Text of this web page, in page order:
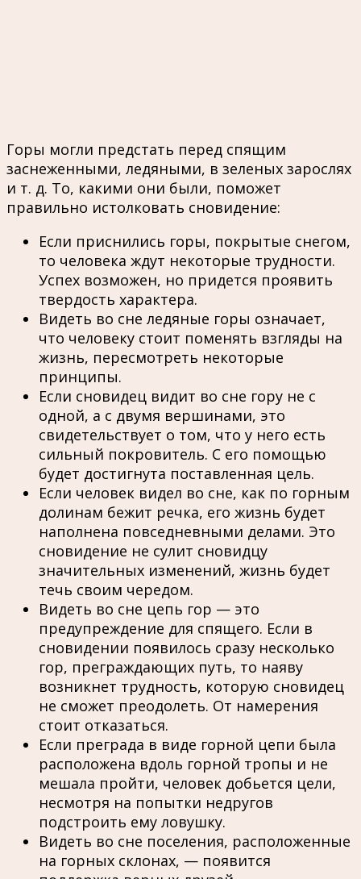
Горы могли предстать перед спящим
заснеженными, ледяными, в зеленых зарослях
и т. д. То, какими они были, поможет
правильно истолковать сновидение:
Если приснились горы, покрытые снегом,
то человека ждут некоторые трудности.
Успех возможен, но придется проявить
твердость характера.
Видеть во сне ледяные горы означает,
что человеку стоит поменять взгляды на
жизнь, пересмотреть некоторые
принципы.
Если сновидец видит во сне гору не с
одной, а с двумя вершинами, это
свидетельствует о том, что у него есть
сильный покровитель. С его помощью
будет достигнута поставленная цель.
Если человек видел во сне, как по горным
долинам бежит речка, его жизнь будет
наполнена повседневными делами. Это
сновидение не сулит сновидцу
значительных изменений, жизнь будет
течь своим чередом.
Видеть во сне цепь гор — это
предупреждение для спящего. Если в
сновидении появилось сразу несколько
гор, преграждающих путь, то наяву
возникнет трудность, которую сновидец
не сможет преодолеть. От намерения
стоит отказаться.
Если преграда в виде горной цепи была
расположена вдоль горной тропы и не
мешала пройти, человек добьется цели,
несмотря на попытки недругов
подстроить ему ловушку.
Видеть во сне поселения, расположенные
на горных склонах, — появится